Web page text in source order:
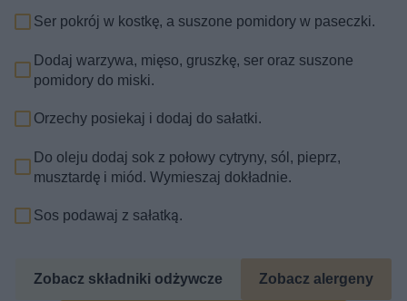
Ser pokrój w kostkę, a suszone pomidory w paseczki.
Dodaj warzywa, mięso, gruszkę, ser oraz suszone
pomidory do miski.
Orzechy posiekaj i dodaj do sałatki.
Do oleju dodaj sok z połowy cytryny, sól, pieprz,
musztardę i miód. Wymieszaj dokładnie.
Sos podawaj z sałatką.
Zobacz składniki odżywcze Zobacz alergeny